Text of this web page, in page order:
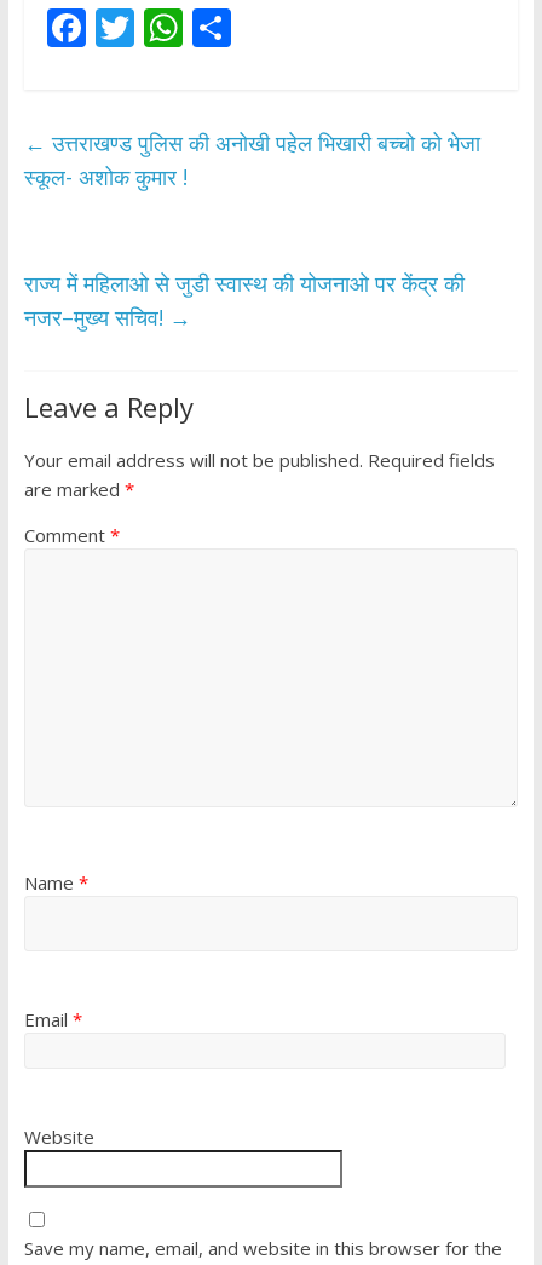
F
b
o
k
T
er
W
s
A
p
S
e
← उत्तराखण्ड पुलिस की अनोखी पहेल भिखारी बच्चो को भेजा
स्कूल- अशोक कुमार !
राज्य में महिलाओ से जुडी स्वास्थ की योजनाओ पर केंद्र की
नजर–मुख्य सचिव! →
Leave a Reply
Your email address will not be published. Required fields
are marked *
Comment *
Name *
Email *
Website
Save my name, email, and website in this browser for the